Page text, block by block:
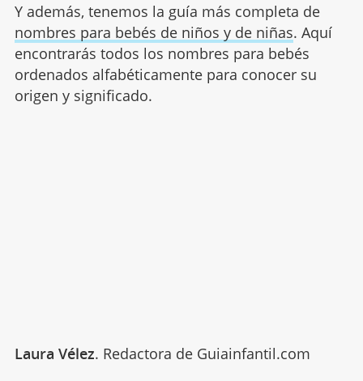
Y además, tenemos la guía más completa de
nombres para bebés de niños y de niñas. Aquí
encontrarás todos los nombres para bebés
ordenados alfabéticamente para conocer su
origen y significado.
Laura Vélez. Redactora de Guiainfantil.com